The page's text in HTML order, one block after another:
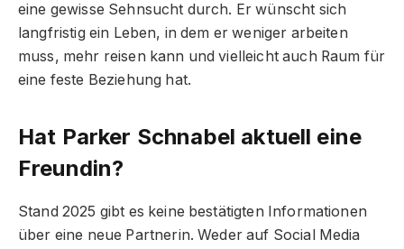
eine gewisse Sehnsucht durch. Er wünscht sich
langfristig ein Leben, in dem er weniger arbeiten
muss, mehr reisen kann und vielleicht auch Raum für
eine feste Beziehung hat.
Hat Parker Schnabel aktuell eine
Freundin?
Stand 2025 gibt es keine bestätigten Informationen
über eine neue Partnerin. Weder auf Social Media